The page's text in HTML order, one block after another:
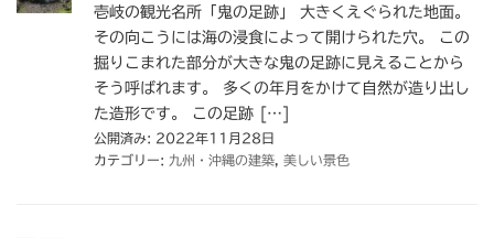
壱岐の観光名所「鬼の足跡」 大きくえぐられた地面。
その向こうには海の浸食によって開けられた穴。 この
掘りこまれた部分が大きな鬼の足跡に見えることから
そう呼ばれます。 多くの年月をかけて自然が造り出し
た造形です。 この足跡 […]
公開済み: 2022年11月28日
カテゴリー: 九州・沖縄の建築 美しい景色